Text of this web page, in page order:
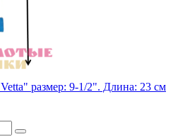
размер: 9-1/2". Длина: 23 см